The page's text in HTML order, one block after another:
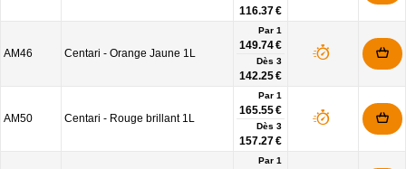
116.37 €
AM46 Centari - Orange Jaune 1L
Par 1
149.74 €
Dès 3
142.25 €
AM50 Centari - Rouge brillant 1L
Par 1
165.55 €
Dès 3
157.27 €
Par 1